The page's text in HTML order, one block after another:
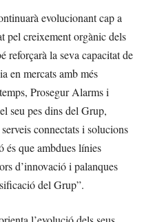
evolucionant cap a
pel creixement orgànic dels
reforçarà la seva capacitat de
en mercats amb més
Prosegur Alarms i
seu pes dins del Grup,
connectats i solucions
és que ambdues línies
d’innovació i palanques
del Grup”.